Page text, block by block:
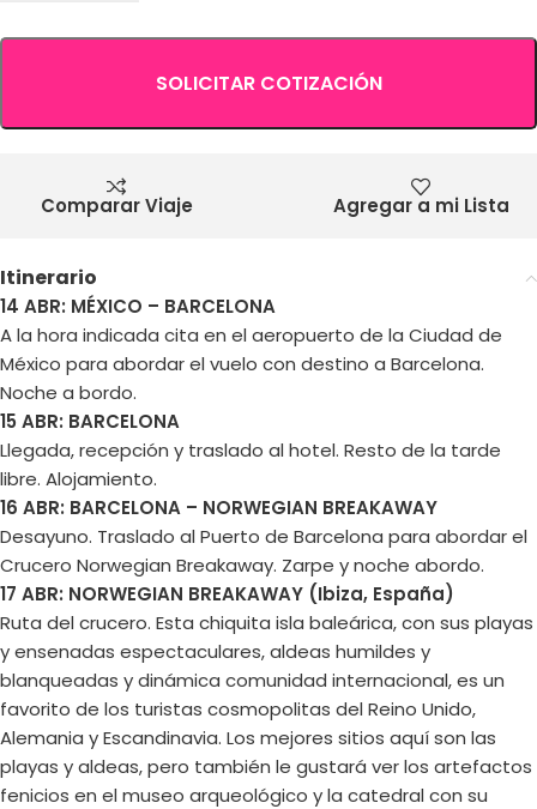
SOLICITAR COTIZACIÓN
Comparar Viaje Agregar a mi Lista
Itinerario
14 ABR: MÉXICO – BARCELONA
A la hora indicada cita en el aeropuerto de la Ciudad de
México para abordar el vuelo con destino a Barcelona.
Noche a bordo.
15 ABR: BARCELONA
Llegada, recepción y traslado al hotel. Resto de la tarde
libre. Alojamiento.
16 ABR: BARCELONA – NORWEGIAN BREAKAWAY
Desayuno. Traslado al Puerto de Barcelona para abordar el
Crucero Norwegian Breakaway. Zarpe y noche abordo.
17 ABR: NORWEGIAN BREAKAWAY (Ibiza, España)
Ruta del crucero. Esta chiquita isla baleárica, con sus playas
y ensenadas espectaculares, aldeas humildes y
blanqueadas y dinámica comunidad internacional, es un
favorito de los turistas cosmopolitas del Reino Unido,
Alemania y Escandinavia. Los mejores sitios aquí son las
playas y aldeas, pero también le gustará ver los artefactos
fenicios en el museo arqueológico y la catedral con su